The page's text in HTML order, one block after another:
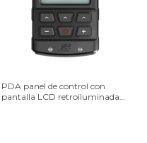
PDA panel de control con
pantalla LCD retroiluminada